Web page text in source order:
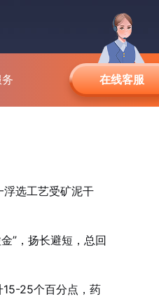
在线客服
选工艺受矿泥干
”，扬长避短，总回
15-25个百分点，药